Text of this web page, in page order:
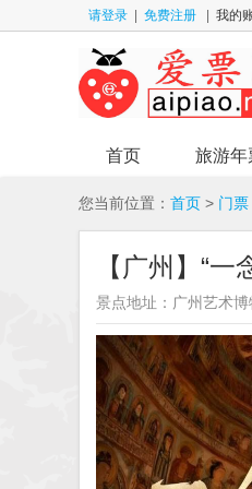
请登录 免费注册 我的
首页 旅游年
您当前位置： 首页 > 门票
【广州】“
景点地址： 广州艺术博